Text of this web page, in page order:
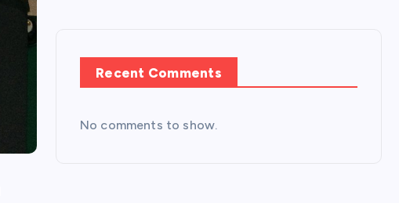
Recent Comments
No comments to show.